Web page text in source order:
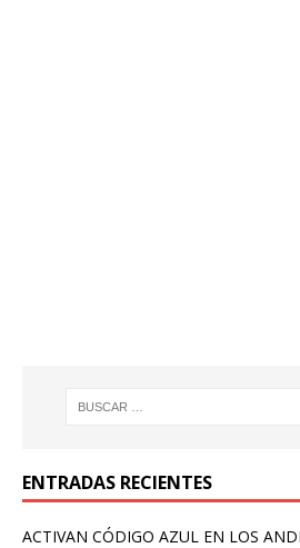
ENTRADAS RECIENTES
ACTIVAN CÓDIGO AZUL EN LOS